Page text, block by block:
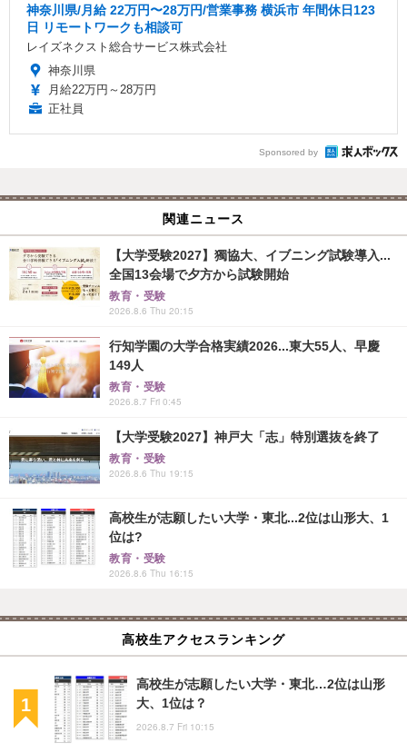
神奈川県/月給 22万円〜28万円/営業事務 横浜市 年間休日123
日 リモートワークも相談可
レイズネクスト総合サービス株式会社
神奈川県
月給22万円～28万円
正社員
Sponsored by
関連ニュース
【大学受験2027】獨協大、イブニング試験導入...
全国13会場で夕方から試験開始
教育・受験
2026.8.6 Thu 20:15
行知学園の大学合格実績2026...東大55人、早慶
149人
教育・受験
2026.8.7 Fri 0:45
【大学受験2027】神戸大「志」特別選抜を終了
教育・受験
2026.8.6 Thu 19:15
高校生が志願したい大学・東北...2位は山形大、1
位は?
教育・受験
2026.8.6 Thu 16:15
高校生アクセスランキング
高校生が志願したい大学・東北…2位は山形
大、1位は？
2026.8.7 Fri 10:15